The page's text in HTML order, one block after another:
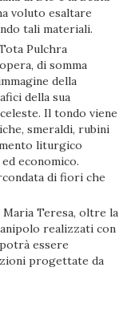
voluto esaltare
tali materiali.
Pulchra
di somma
della
della sua
Il tondo viene
smeraldi, rubini
liturgico
economico.
di fiori che
Teresa, oltre la
realizzati con
essere
progettate da